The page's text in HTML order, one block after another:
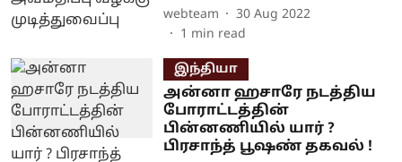
webteam
30 Aug 2022
1 min read
இந்தியா
அன்னா ஹசாரே நடத்திய
போராட்டத்தின்
பின்னணியில் யார் ?
பிரசாந்த் பூஷண் தகவல் !